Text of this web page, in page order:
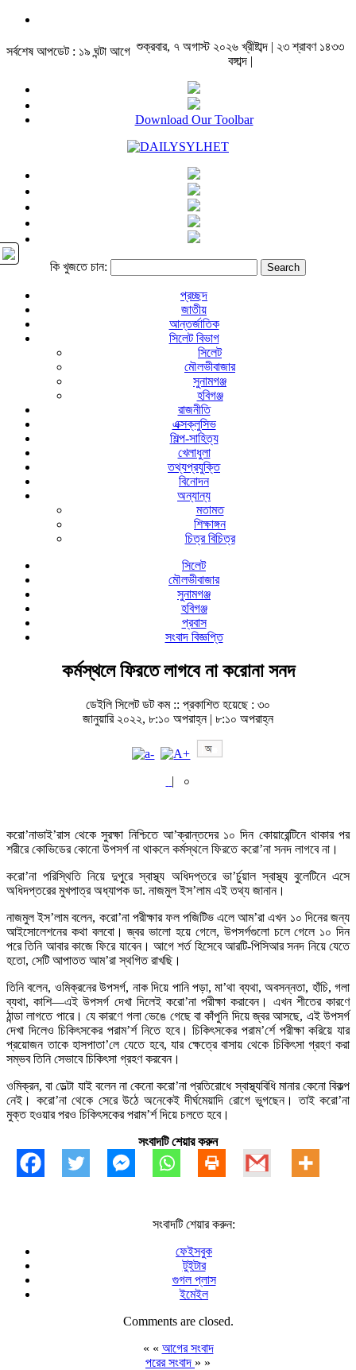
সর্বশেষ আপডেট : ১৯ ঘন্টা আগে শুক্রবার, ৭ অগাস্ট ২০২৬ খ্রীষ্টাব্দ | ২৩ শ্রাবণ ১৪৩৩
বঙ্গাব্দ |
Download Our Toolbar
কি খুজতে চান:
প্রচ্ছদ
জাতীয়
আন্তর্জাতিক
সিলেট বিভাগ
সিলেট
মৌলভীবাজার
সুনামগঞ্জ
হবিগঞ্জ
রাজনীতি
এক্সক্লুসিভ
শিল্প-সাহিত্য
খেলাধুলা
তথ্যপ্রযুক্তি
বিনোদন
অন্যান্য
মতামত
শিক্ষাঙ্গন
চিত্র বিচিত্র
সিলেট
মৌলভীবাজার
সুনামগঞ্জ
হবিগঞ্জ
প্রবাস
সংবাদ বিজ্ঞপ্তি
কর্মস্থলে ফিরতে লাগবে না করোনা সনদ
ডেইলি সিলেট ডট কম :: প্রকাশিত হয়েছে : ৩০
জানুয়ারি ২০২২, ৮:১০ অপরাহ্ন | ৮:১০ অপরাহ্ন
| ০
করো’নাভাই’রাস থেকে সুরক্ষা নিশ্চিতে আ’ক্রান্তদের ১০ দিন কোয়ারেন্টিনে থাকার পর
শরীরে কোভিডের কোনো উপসর্গ না থাকলে কর্মস্থলে ফিরতে করো’না সনদ লাগবে না।
করো’না পরিস্থিতি নিয়ে দুপুরে স্বাস্থ্য অধিদপ্তরে ভা’র্চুয়াল স্বাস্থ্য বুলেটিনে এসে
অধিদপ্তরের মুখপাত্র অধ্যাপক ডা. নাজমুল ইস’লাম এই তথ্য জানান।
নাজমুল ইস’লাম বলেন, করো’না পরীক্ষার ফল পজিটিভ এলে আম’রা এখন ১০ দিনের জন্য
আইসোলেশনের কথা বলবো। জ্বর ভালো হয়ে গেলে, উপসর্গগুলো চলে গেলে ১০ দিন
পরে তিনি আবার কাজে ফিরে যাবেন। আগে শর্ত হিসেবে আরটি-পিসিআর সনদ নিয়ে যেতে
হতো, সেটি আপাতত আম’রা স্থগিত রাখছি।
তিনি বলেন, ওমিক্রনের উপসর্গ, নাক দিয়ে পানি পড়া, মা’থা ব্যথা, অবসন্নতা, হাঁচি, গলা
ব্যথা, কাশি—এই উপসর্গ দেখা দিলেই করো’না পরীক্ষা করাবেন। এখন শীতের কারণে
ঠান্ডা লাগতে পারে। যে কারণে গলা ভেঙে গেছে বা কাঁপুনি দিয়ে জ্বর আসছে, এই উপসর্গ
দেখা দিলেও চিকিৎসকের পরাম’র্শ নিতে হবে। চিকিৎসকের পরাম’র্শে পরীক্ষা করিয়ে যার
প্রয়োজন তাকে হাসপাতা’লে যেতে হবে, যার ক্ষেত্রে বাসায় থেকে চিকিৎসা গ্রহণ করা
সম্ভব তিনি সেভাবে চিকিৎসা গ্রহণ করবেন।
ওমিক্রন, বা ডেল্টা যাই বলেন না কেনো করো’না প্রতিরোধে স্বাস্থ্যবিধি মানার কেনো বিকল্প
নেই। করো’না থেকে সেরে উঠে অনেকেই দীর্ঘমেয়াদি রোগে ভুগছেন। তাই করো’না
মুক্ত হওয়ার পরও চিকিৎসকের পরাম’র্শ দিয়ে চলতে হবে।
সংবাদটি শেয়ার করুন
সংবাদটি শেয়ার করুন:
ফেইসবুক
টুইটার
গুগল প্লাস
ইমেইল
Comments are closed.
« « আগের সংবাদ
পরের সংবাদ » »